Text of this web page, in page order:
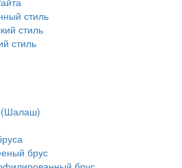
стиль
стиль
стиль
брус